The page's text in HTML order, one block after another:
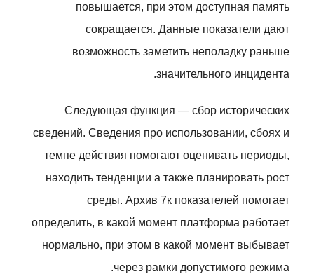
повышается, при этом доступная память
сокращается. Данные показатели дают
возможность заметить неполадку раньше
значительного инцидента.
Следующая функция — сбор исторических
сведений. Сведения про использовании, сбоях и
темпе действия помогают оценивать периоды,
находить тенденции а также планировать рост
среды. Архив 7к показателей помогает
определить, в какой момент платформа работает
нормально, при этом в какой момент выбывает
через рамки допустимого режима.